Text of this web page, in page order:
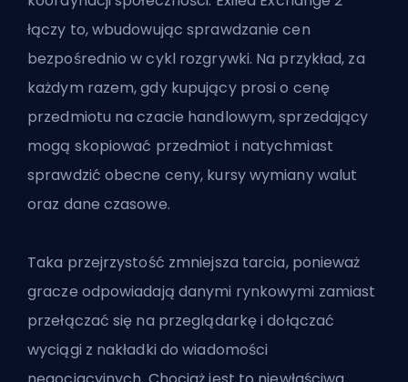
łączy to, wbudowując sprawdzanie cen
bezpośrednio w cykl rozgrywki. Na przykład, za
każdym razem, gdy kupujący prosi o cenę
przedmiotu na czacie handlowym, sprzedający
mogą skopiować przedmiot i natychmiast
sprawdzić obecne ceny, kursy wymiany walut
oraz dane czasowe.
Taka przejrzystość zmniejsza tarcia, ponieważ
gracze odpowiadają danymi rynkowymi zamiast
przełączać się na przeglądarkę i dołączać
wyciągi z nakładki do wiadomości